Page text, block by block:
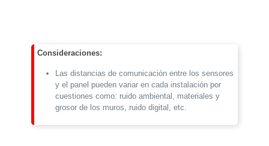
Alarma
cantidad
Consideraciones:
Las distancias de comunicación entre los sensores
y el panel pueden variar en cada instalación por
cuestiones como: ruido ambiental, materiales y
grosor de los muros, ruido digital, etc.